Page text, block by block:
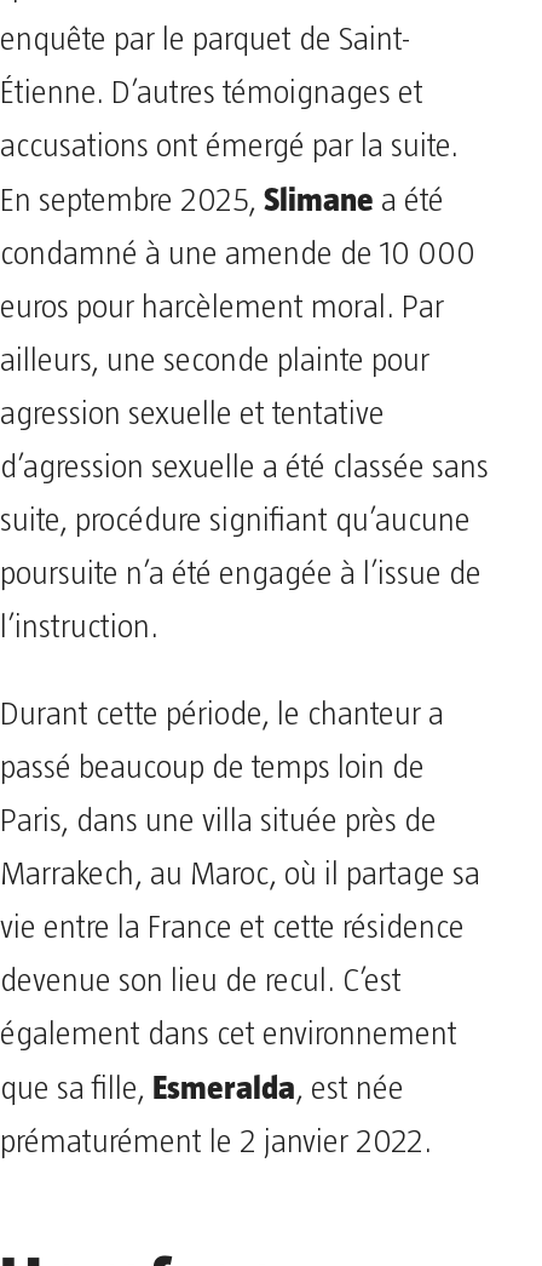
enquête par le parquet de Saint-
Étienne. D’autres témoignages et
accusations ont émergé par la suite.
En septembre 2025, Slimane a été
condamné à une amende de 10 000
euros pour harcèlement moral. Par
ailleurs, une seconde plainte pour
agression sexuelle et tentative
d’agression sexuelle a été classée sans
suite, procédure signifiant qu’aucune
poursuite n’a été engagée à l’issue de
l’instruction.
Durant cette période, le chanteur a
passé beaucoup de temps loin de
Paris, dans une villa située près de
Marrakech, au Maroc, où il partage sa
vie entre la France et cette résidence
devenue son lieu de recul. C’est
également dans cet environnement
que sa fille, Esmeralda, est née
prématurément le 2 janvier 2022.